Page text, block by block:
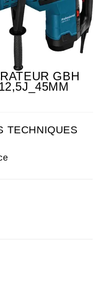
GBH
TECHNIQUES